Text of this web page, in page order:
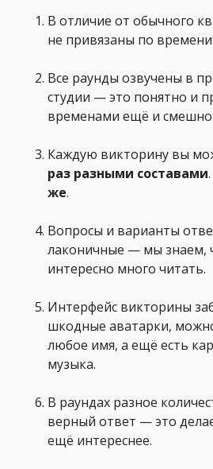
В отличие от обычного
не привязаны по времени
Все раунды озвучены в
студии — это понятно и
временами ещё и смешно.
Каждую викторину вы
раз разными составами.
же.
Вопросы и варианты
лаконичные — мы знаем,
интересно много читать.
Интерфейс викторины
шкодные аватарки,
любое имя, а ещё есть
музыка.
В раундах разное
верный ответ — это
ещё интереснее.